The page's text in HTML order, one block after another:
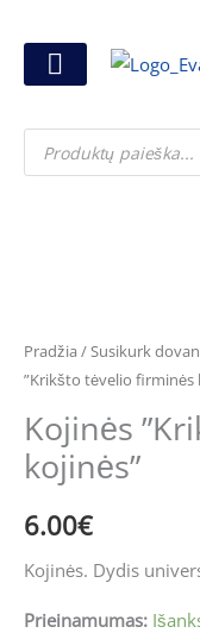
prie
turinio
Products
search
Pradžia / Susikurk
”Krikšto tėvelio firminės
Kojinės
kojinės”
6.00€
Kojinės. Dydis
Prieinamumas:
Kojinės
''Krikšto
tėvelio
firminės
kojinės"